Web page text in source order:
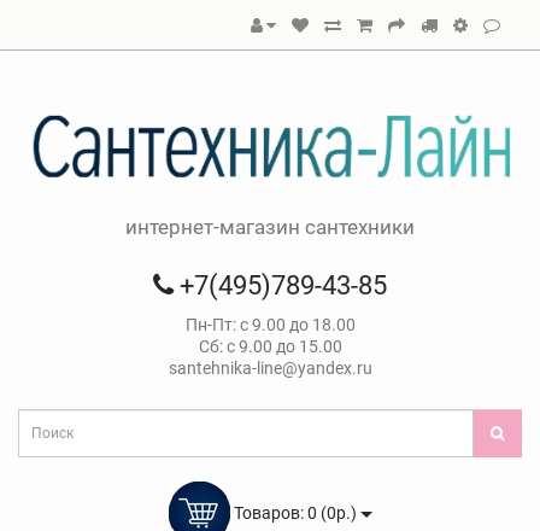
интернет-магазин сантехники
+7(495)789-43-85
Пн-Пт: с 9.00 до 18.00
Сб: с 9.00 до 15.00
santehnika-line@yandex.ru
Товаров: 0 (0р.)